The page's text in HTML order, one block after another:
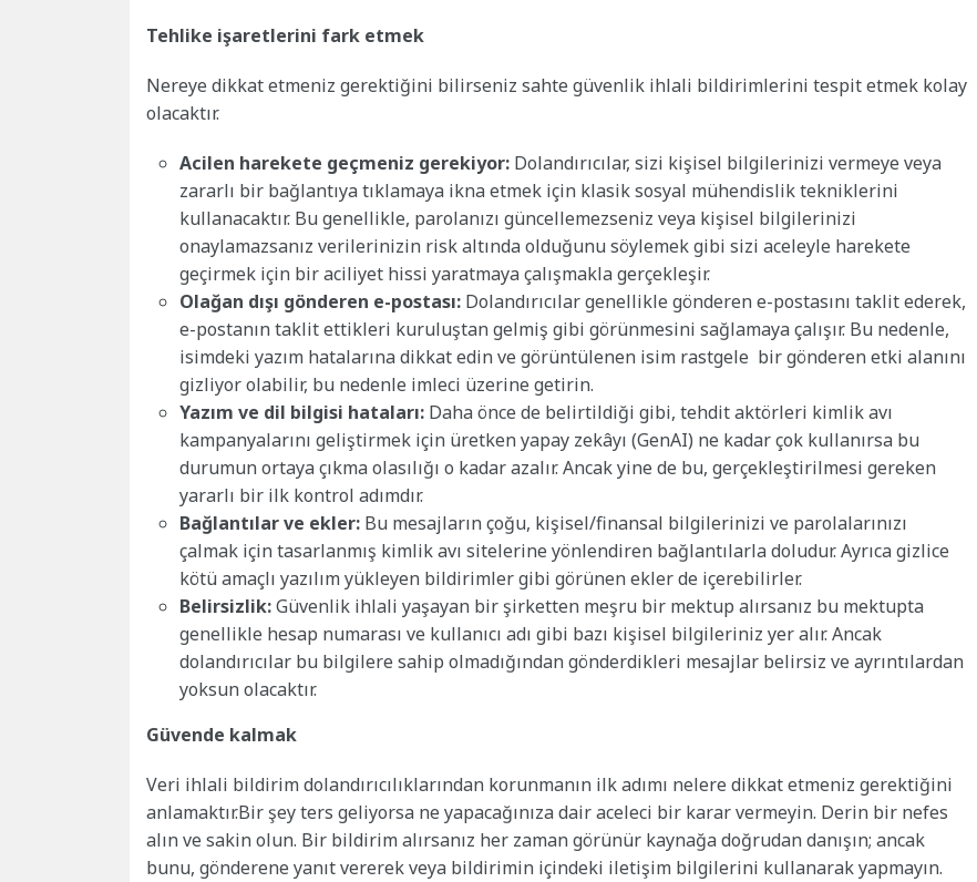
Tehlike işaretlerini fark etmek
Nereye dikkat etmeniz gerektiğini bilirseniz sahte güvenlik ihlali bildirimlerini tespit etmek kolay
olacaktır.
Acilen harekete geçmeniz gerekiyor: Dolandırıcılar, sizi kişisel bilgilerinizi vermeye veya
zararlı bir bağlantıya tıklamaya ikna etmek için klasik sosyal mühendislik tekniklerini
kullanacaktır. Bu genellikle, parolanızı güncellemezseniz veya kişisel bilgilerinizi
onaylamazsanız verilerinizin risk altında olduğunu söylemek gibi sizi aceleyle harekete
geçirmek için bir aciliyet hissi yaratmaya çalışmakla gerçekleşir.
Olağan dışı gönderen e-postası: Dolandırıcılar genellikle gönderen e-postasını taklit ederek,
e-postanın taklit ettikleri kuruluştan gelmiş gibi görünmesini sağlamaya çalışır. Bu nedenle,
isimdeki yazım hatalarına dikkat edin ve görüntülenen isim rastgele bir gönderen etki alanını
gizliyor olabilir, bu nedenle imleci üzerine getirin.
Yazım ve dil bilgisi hataları: Daha önce de belirtildiği gibi, tehdit aktörleri kimlik avı
kampanyalarını geliştirmek için üretken yapay zekâyı (GenAI) ne kadar çok kullanırsa bu
durumun ortaya çıkma olasılığı o kadar azalır. Ancak yine de bu, gerçekleştirilmesi gereken
yararlı bir ilk kontrol adımdır.
Bağlantılar ve ekler: Bu mesajların çoğu, kişisel/finansal bilgilerinizi ve parolalarınızı
çalmak için tasarlanmış kimlik avı sitelerine yönlendiren bağlantılarla doludur. Ayrıca gizlice
kötü amaçlı yazılım yükleyen bildirimler gibi görünen ekler de içerebilirler.
Belirsizlik:Güvenlik ihlali yaşayan bir şirketten meşru bir mektup alırsanız bu mektupta
genellikle hesap numarası ve kullanıcı adı gibi bazı kişisel bilgileriniz yer alır. Ancak
dolandırıcılar bu bilgilere sahip olmadığından gönderdikleri mesajlar belirsiz ve ayrıntılardan
yoksun olacaktır.
Güvende kalmak
Veri ihlali bildirim dolandırıcılıklarından korunmanın ilk adımı nelere dikkat etmeniz gerektiğini
anlamaktır.Bir şey ters geliyorsa ne yapacağınıza dair aceleci bir karar vermeyin. Derin bir nefes
alın ve sakin olun. Bir bildirim alırsanız her zaman görünür kaynağa doğrudan danışın; ancak
bunu, gönderene yanıt vererek veya bildirimin içindeki iletişim bilgilerini kullanarak yapmayın.